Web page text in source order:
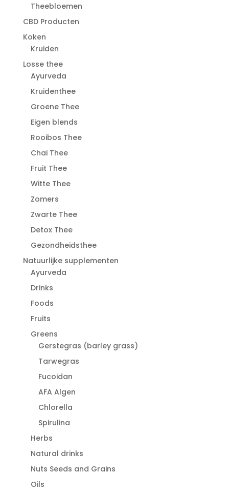
Theebloemen
CBD Producten
Koken
Kruiden
Losse thee
Ayurveda
Kruidenthee
Groene Thee
Eigen blends
Rooibos Thee
Chai Thee
Fruit Thee
Witte Thee
Zomers
Zwarte Thee
Detox Thee
Gezondheidsthee
Natuurlijke supplementen
Ayurveda
Drinks
Foods
Fruits
Greens
Gerstegras (barley grass)
Tarwegras
Fucoidan
AFA Algen
Chlorella
Spirulina
Herbs
Natural drinks
Nuts Seeds and Grains
Oils